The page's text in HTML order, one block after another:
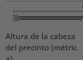
Altura de la cabeza
del precinto (métric